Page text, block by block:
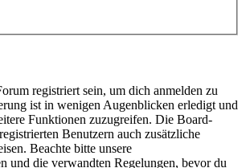
registriert sein, um dich anmelden zu
ist in wenigen Augenblicken erledigt und
Funktionen zuzugreifen. Die Board-
Benutzern auch zusätzliche
Beachte bitte unsere
und die verwandten Regelungen, bevor du